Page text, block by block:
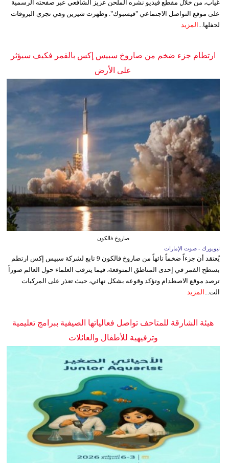
غياب، من خلال مقطع فيديو نشره الملحن عزيز الشافعي عبر صفحته الرسمية
على موقع التواصل الاجتماعي "فيسبوك". وظهرت شيرين وهي تجري البروفات
لحفلها... المزيد
ارتطام جزء ضخم من صاروخ سبيس إكس بالقمر فكيف سيؤثر
على الأرض
صاروخ فالكون
نيويورك - صوت الإمارات
يُعتقد أن جزءاً ضخماً تائهاً من صاروخ فالكون 9 تابع لشركة سبيس إكس ارتطم
بسطح القمر في إحدى المناطق المتوقعة، فيما يترقب العلماء حول العالم صوراً
ترصد موقع الاصطدام وتؤكد وقوعه بشكل نهائي، حيث تعذر على المركبات
الت...
المزيد
هيئة الشارقة للمتاحف تواصل فعالياتها الصيفية ببرامج تعليمية
وترفيهية للأطفال والعائلات